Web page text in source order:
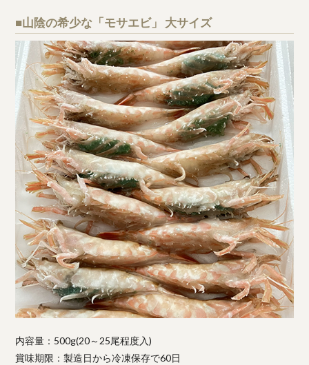
■山陰の希少な「モサエビ」 大サイズ
内容量：500g(20～25尾程度入)
賞味期限：製造日から冷凍保存で60日